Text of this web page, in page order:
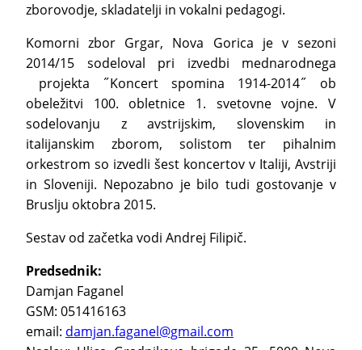
zborovodje, skladatelji in vokalni pedagogi.
Komorni zbor Grgar, Nova Gorica je v sezoni
2014/15 sodeloval pri izvedbi mednarodnega
projekta ˝Koncert spomina 1914-2014˝ ob
obeležitvi 100. obletnice 1. svetovne vojne. V
sodelovanju z avstrijskim, slovenskim in
italijanskim zborom, solistom ter pihalnim
orkestrom so izvedli šest koncertov v Italiji, Avstriji
in Sloveniji. Nepozabno je bilo tudi gostovanje v
Bruslju oktobra 2015.
Sestav od začetka vodi Andrej Filipič.
Predsednik:
Damjan Faganel
GSM: 051416163
email: damjan.faganel@gmail.com